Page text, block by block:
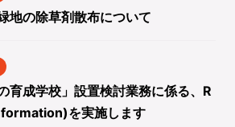
地の除草剤散布について
育成学校」設置検討業務に係る、R
を実施します